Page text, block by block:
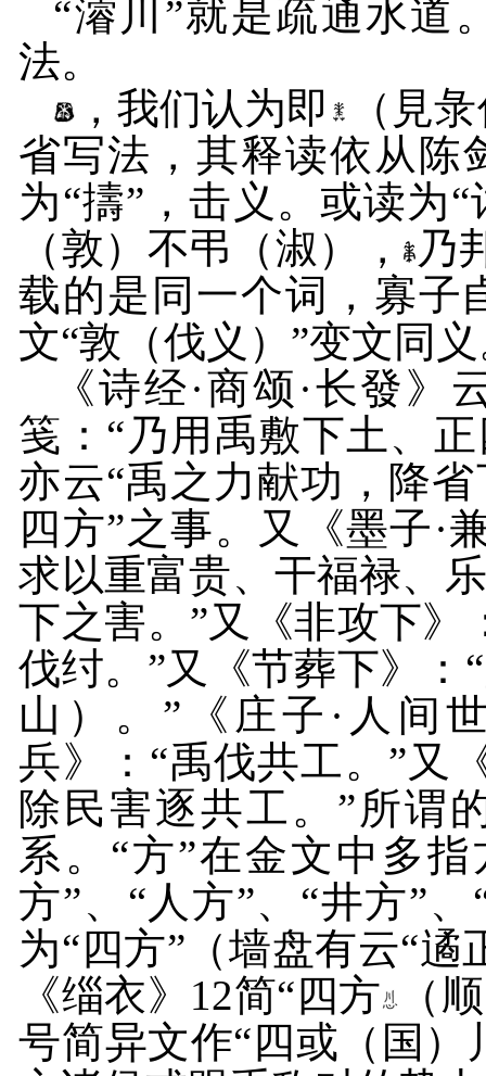
“濬川”就是疏通水道
法。
，我们认为即
（見
省写法，其释读依从陈
为“擣”，击义。或读为
（敦）不弔（淑）， 乃
载的是同一个词，寡子
文“敦（伐义）”变文同
《诗经·商颂·长發
笺：“乃用禹敷下土、
亦云“禹之力献功，降
四方”之事。又《墨子·
求以重富贵、干福禄、
下之害。”又《非攻下》
伐纣。”又《节葬下》：
山）。”《庄子·人间
兵》：“禹伐共工。”又
除民害逐共工。”所谓
系。“方”在金文中多
方”、“人方”、“井方”
为“四方”（墙盘有云“
《缁衣》 12简“四方
（
号简异文作“四或（国）